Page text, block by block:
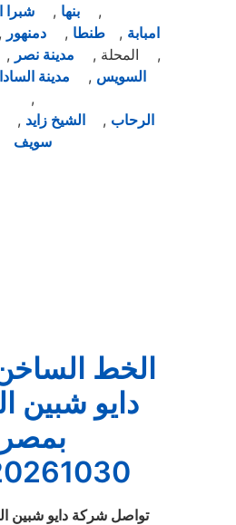
بنها ,شبرا
,
امبابة , طنطا , دمنهور
, المحلة , مدينة نصر
السويس , مدينة
,
الرحاب , الشيخ زايد ,
سويف
الخط
دايو شبين
بمصر
تواصل شركة دايو شبين